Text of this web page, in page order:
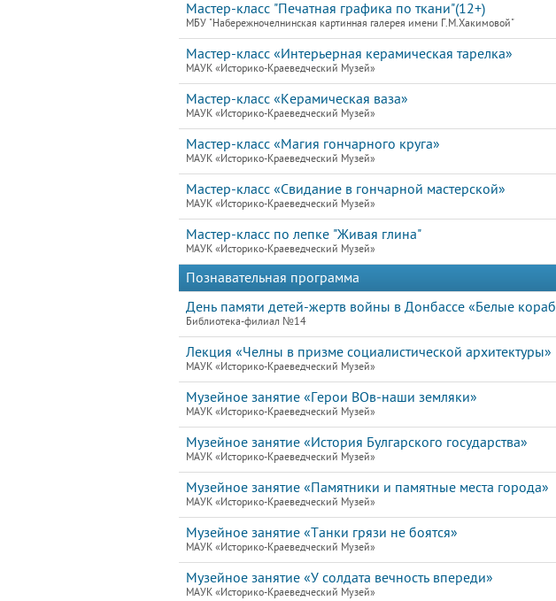
Мастер-класс "Печатная графика по ткани"(12+)
МБУ "Набережночелнинская картинная галерея имени Г.М.Хакимовой"
Мастер-класс «Интерьерная керамическая тарелка»
МАУК «Историко-Краеведческий Музей»
Мастер-класс «Керамическая ваза»
МАУК «Историко-Краеведческий Музей»
Мастер-класс «Магия гончарного круга»
МАУК «Историко-Краеведческий Музей»
Мастер-класс «Свидание в гончарной мастерской»
МАУК «Историко-Краеведческий Музей»
Мастер-класс по лепке "Живая глина"
МАУК «Историко-Краеведческий Музей»
Познавательная программа
День памяти детей-жертв войны в Донбассе «Белые
Библиотека-филиал №14
Лекция «Челны в призме социалистической архитектуры»
МАУК «Историко-Краеведческий Музей»
Музейное занятие «Герои ВОв-наши земляки»
МАУК «Историко-Краеведческий Музей»
Музейное занятие «История Булгарского государства»
МАУК «Историко-Краеведческий Музей»
Музейное занятие «Памятники и памятные места города»
МАУК «Историко-Краеведческий Музей»
Музейное занятие «Танки грязи не боятся»
МАУК «Историко-Краеведческий Музей»
Музейное занятие «У солдата вечность впереди»
МАУК «Историко-Краеведческий Музей»